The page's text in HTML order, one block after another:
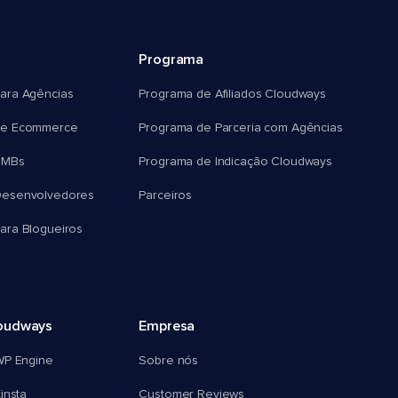
Agências
Ecommerce
Blogueiros
Programa
Programa de Afiliados Cloudways
Programa de Parceria com Agências
Programa de Indicação Cloudways
Parceiros
Engine
Empresa
Sobre nós
Customer Reviews